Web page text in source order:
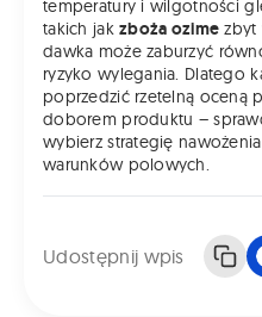
temperatury i wilgotności
takich jakzboża ozime zbyt
dawka może zaburzyć
ryzyko wylegania. Dlatego
poprzedzić rzetelną oceną
doborem produktu –
wybierz strategię
warunków polowych.
Udostępnij wpis